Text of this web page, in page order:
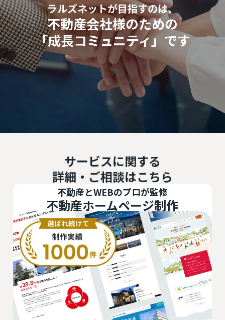
ラルズネットが目指すのは、
不動産会社様のための
「成長コミュニティ」です
サービスに関する
詳細・ご相談はこちら
不動産とWEBのプロが監修
不動産ホームページ制作